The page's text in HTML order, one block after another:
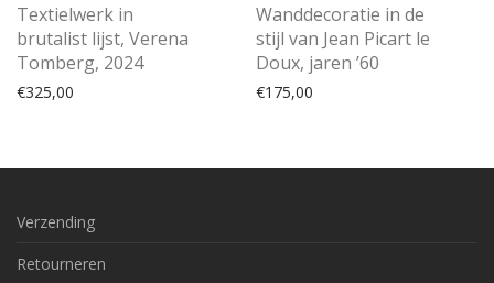
Textielwerk in
brutalist lijst, Verena
Tomberg, 2024
€325,00
Wanddecoratie in de
stijl van Jean Picart le
Doux, jaren ’60
€175,00
Verzending
Retourneren